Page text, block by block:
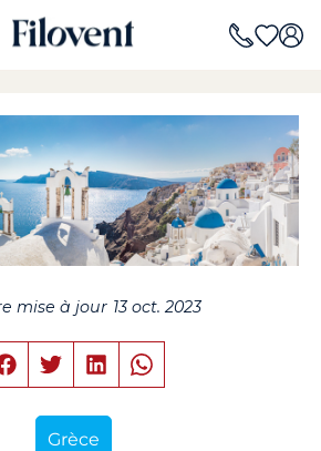
mise à jour 13 oct. 2023
Grèce